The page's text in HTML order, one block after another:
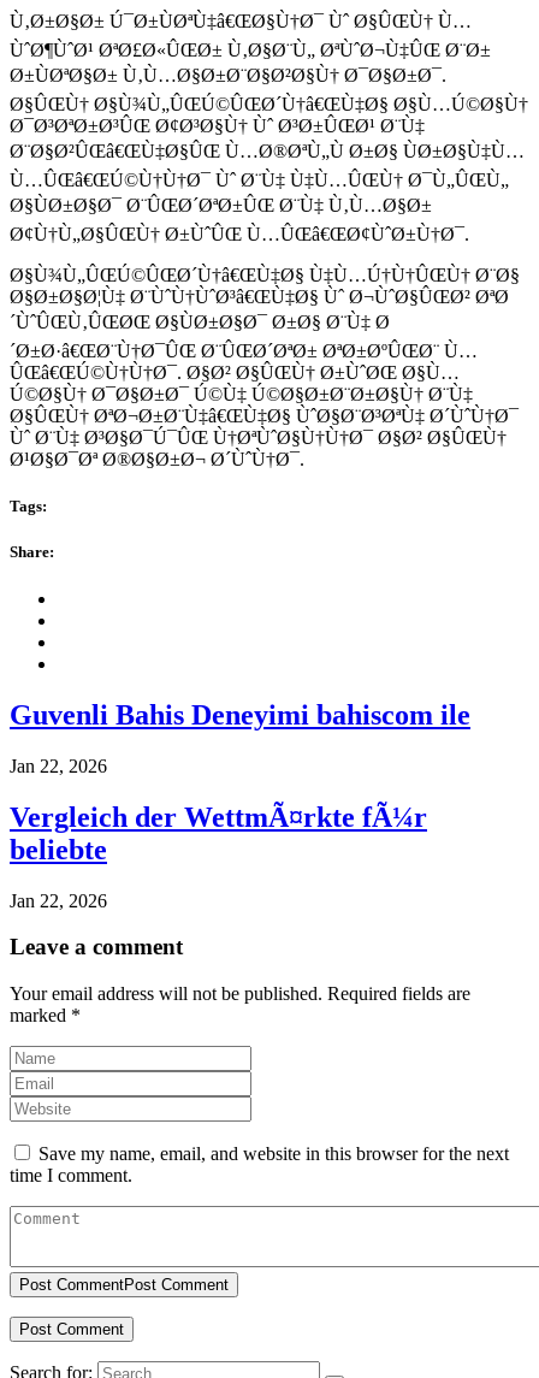
Ù‚Ø±Ø§Ø± Ú¯Ø±ÙØªÙ‡â€ŒØ§Ù†Ø¯ Ùˆ Ø§ÛŒÙ† Ù…
ÙˆØ¶ÙˆØ¹ ØªØ£Ø«ÛŒØ± Ù‚Ø§Ø¨Ù„ ØªÙˆØ¬Ù‡ÛŒ Ø¨Ø±
Ø±ÙØªØ§Ø± Ù‚Ù…Ø§Ø±Ø¨Ø§Ø²Ø§Ù† Ø¯Ø§Ø±Ø¯.
Ø§ÛŒÙ† Ø§Ù¾Ù„ÛŒÚ©ÛŒØ´Ù†â€ŒÙ‡Ø§ Ø§Ù…Ú©Ø§Ù†
Ø¯Ø³ØªØ±Ø³ÛŒ Ø¢Ø³Ø§Ù† Ùˆ Ø³Ø±ÛŒØ¹ Ø¨Ù‡
Ø¨Ø§Ø²ÛŒâ€ŒÙ‡Ø§ÛŒ Ù…Ø®ØªÙ„Ù Ø±Ø§ ÙØ±Ø§Ù‡Ù…
Ù…ÛŒâ€ŒÚ©Ù†Ù†Ø¯ Ùˆ Ø¨Ù‡ Ù‡Ù…ÛŒÙ† Ø¯Ù„ÛŒÙ„
Ø§ÙØ±Ø§Ø¯ Ø¨ÛŒØ´ØªØ±ÛŒ Ø¨Ù‡ Ù‚Ù…Ø§Ø±
Ø¢Ù†Ù„Ø§ÛŒÙ† Ø±ÙˆÛŒ Ù…ÛŒâ€ŒØ¢ÙˆØ±Ù†Ø¯.
Ø§Ù¾Ù„ÛŒÚ©ÛŒØ´Ù†â€ŒÙ‡Ø§ Ù‡Ù…Ú†Ù†ÛŒÙ† Ø¨Ø§
Ø§Ø±Ø§Ø¦Ù‡ Ø¨ÙˆÙ†ÙˆØ³â€ŒÙ‡Ø§ Ùˆ Ø¬ÙˆØ§ÛŒØ² ØªØ
´ÙˆÛŒÙ‚ÛŒØŒ Ø§ÙØ±Ø§Ø¯ Ø±Ø§ Ø¨Ù‡ Ø
´Ø±Ø·â€ŒØ¨Ù†Ø¯ÛŒ Ø¨ÛŒØ´ØªØ± ØªØ±ØºÛŒØ¨ Ù…
ÛŒâ€ŒÚ©Ù†Ù†Ø¯. Ø§Ø² Ø§ÛŒÙ† Ø±ÙˆØŒ Ø§Ù…
Ú©Ø§Ù† Ø¯Ø§Ø±Ø¯ Ú©Ù‡ Ú©Ø§Ø±Ø¨Ø±Ø§Ù† Ø¨Ù‡
Ø§ÛŒÙ† ØªØ¬Ø±Ø¨Ù‡â€ŒÙ‡Ø§ ÙˆØ§Ø¨Ø³ØªÙ‡ Ø´ÙˆÙ†Ø¯
Ùˆ Ø¨Ù‡ Ø³Ø§Ø¯Ú¯ÛŒ Ù†ØªÙˆØ§Ù†Ù†Ø¯ Ø§Ø² Ø§ÛŒÙ†
Ø¹Ø§Ø¯Øª Ø®Ø§Ø±Ø¬ Ø´ÙˆÙ†Ø¯.
Tags:
Share:
Guvenli Bahis Deneyimi bahiscom ile
Jan 22, 2026
Vergleich der WettmÃ¤rkte fÃ¼r
beliebte
Jan 22, 2026
Leave a comment
Your email address will not be published. Required fields are
marked *
Save my name, email, and website in this browser for the next
time I comment.
Post CommentPost Comment
Search for: